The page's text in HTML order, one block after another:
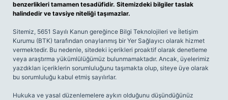
benzerlikleri tamamen tesadüfidir. Sitemizdeki bilgiler taslak
halindedir ve tavsiye niteliği taşımazlar.
Sitemiz, 5651 Sayılı Kanun gereğince Bilgi Teknolojileri ve İletişim
Kurumu (BTK) tarafından onaylanmış bir Yer Sağlayıcı olarak hizmet
vermektedir. Bu nedenle, sitedeki içerikleri proaktif olarak denetleme
veya araştırma yükümlülüğümüz bulunmamaktadır. Ancak, üyelerimiz
yazdıkları içeriklerin sorumluluğunu taşımakta olup, siteye üye olarak
bu sorumluluğu kabul etmiş sayılırlar.
Hukuka ve yasal düzenlemelere aykırı olduğunu düşündüğünüz